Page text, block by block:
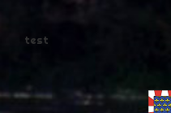
test